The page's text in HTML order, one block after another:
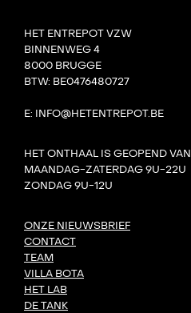
HET ENTREPOT VZW
BINNENWEG 4
8000 BRUGGE
BTW: BE0476480727
E: INFO@HETENTREPOT.BE
HET ONTHAAL IS GEOPEND VAN
MAANDAG-ZATERDAG 9U-22U
ZONDAG 9U-12U
ONZE NIEUWSBRIEF
CONTACT
TEAM
VILLA BOTA
HET LAB
DE TANK